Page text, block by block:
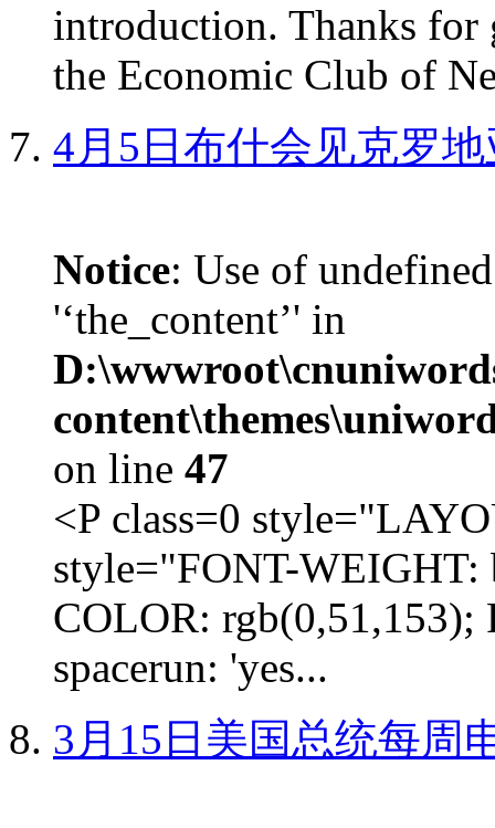
introduction. Thanks for
the Economic Club of
4月5日布什会见克罗
Notice: Use of
'‘the_content’' in
on line 47
<P class=0
style="FONT-
COLOR:
spacerun: 'yes...
3月15日美国总统每周